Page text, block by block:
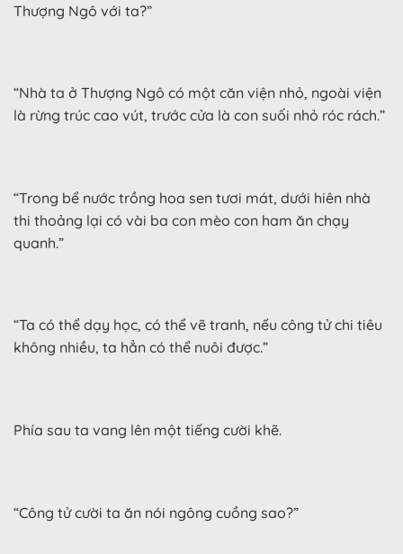
Thượng Ngô với ta?”
“Nhà ta ở Thượng Ngô có một căn viện nhỏ, ngoài viện
là rừng trúc cao vút, trước cửa là con suối nhỏ róc rách.”
“Trong bể nước trồng hoa sen tươi mát, dưới hiên nhà
thi thoảng lại có vài ba con mèo con ham ăn chạy
quanh.”
“Ta có thể dạy học, có thể vẽ tranh, nếu công tử chi tiêu
không nhiều, ta hẳn có thể nuôi được.”
Phía sau ta vang lên một tiếng cười khẽ.
“Công tử cười ta ăn nói ngông cuồng sao?”